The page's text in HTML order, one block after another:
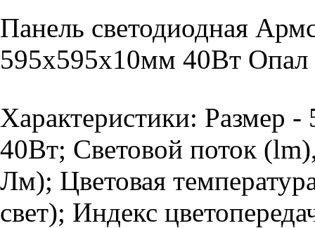
Панель светодиодная
595х595х10мм 40Вт
Характеристики: Размер
40Вт; Световой поток
Лм); Цветовая
свет); Индекс